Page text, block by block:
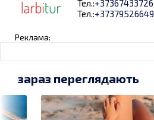
Тел.:+37367433726
Тел.:+37379526649
Реклама:
зараз переглядають